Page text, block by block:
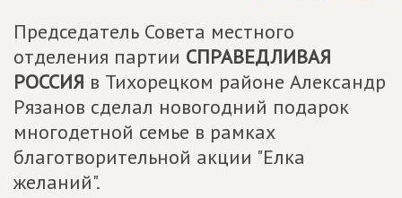
Председатель Совета местного
отделения партии СПРАВЕДЛИВАЯ
РОССИЯ в Тихорецком районе Александр
Рязанов сделал новогодний подарок
многодетной семье в рамках
благотворительной акции "Елка
желаний".